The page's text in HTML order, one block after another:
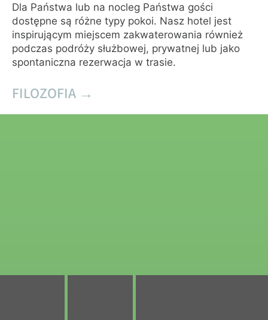
najmniejsze grupy mogą intensywnie
pracować ze sobą w atmosferze pokoju
hotelowego, z dala od zgiełku seminariów i
działalności konferencyjnej.
Dla Państwa lub na nocleg Państwa gości
dostępne są różne typy pokoi. Nasz hotel jest
inspirującym miejscem zakwaterowania również
podczas podróży służbowej, prywatnej lub jako
spontaniczna rezerwacja w trasie.
FILOZOFIA →